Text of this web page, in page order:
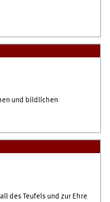
und bildlichen
des Teufels und zur Ehre